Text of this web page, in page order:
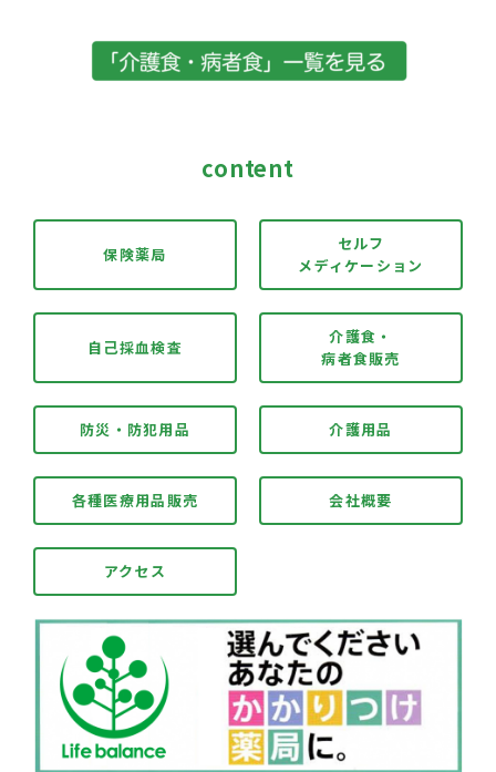
content
保険薬局
セルフ
メディケーション
自己採血検査
介護食・
病者食販売
防災・防犯用品 介護用品
各種医療用品販売 会社概要
アクセス